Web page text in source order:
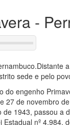
-
sede e pelo
do engenho
27 de novembro
de 1943, passou
nº